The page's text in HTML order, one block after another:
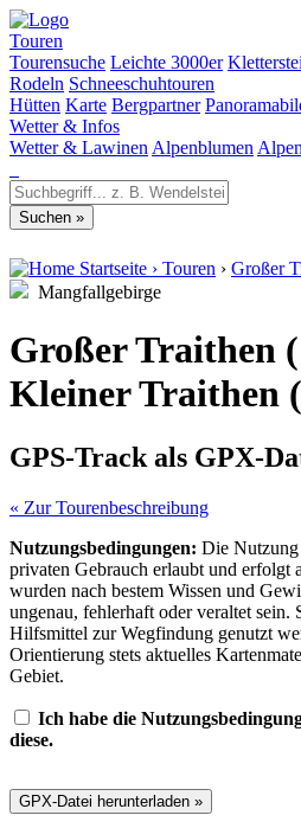
Touren
Tourensuche Leichte 3000er
Rodeln Schneeschuhtouren
Hütten Karte Bergpartner
Wetter & Infos
Wetter & Lawinen Alpenblumen
Startseite › Touren › Großer
Mangfallgebirge
Großer Traithen
Kleiner Traithen
GPS-Track als GPX-
« Zur Tourenbeschreibung
Nutzungsbedingungen: Die Nutzung
privaten Gebrauch erlaubt und erfolgt
wurden nach bestem Wissen und
ungenau, fehlerhaft oder veraltet sein.
Hilfsmittel zur Wegfindung genutzt
Orientierung stets aktuelles
Gebiet.
Ich habe die
diese.